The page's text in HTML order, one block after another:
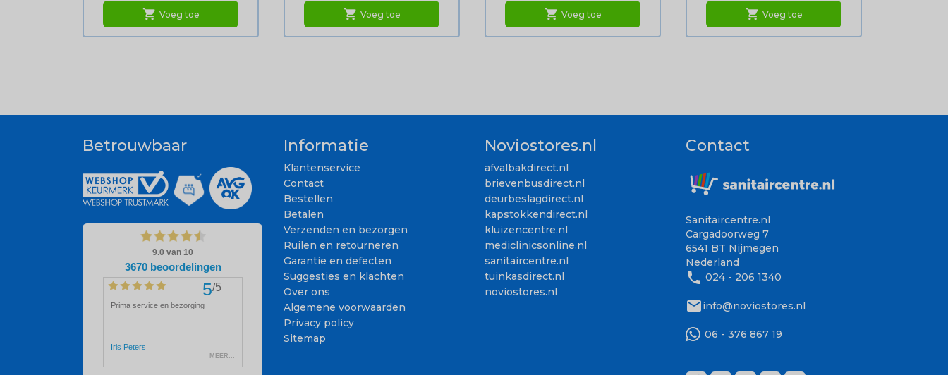
shopping_cart Voeg toe shopping_cart Voeg toe shopping_cart Voeg toe shopping_cart Voeg toe
Betrouwbaar Informatie
Klantenservice
Contact
Bestellen
Betalen
Verzenden en bezorgen
Ruilen en retourneren
Garantie en defecten
Suggesties en klachten
Over ons
Algemene voorwaarden
Privacy policy
Sitemap
Noviostores.nl
afvalbakdirect.nl
brievenbusdirect.nl
deurbeslagdirect.nl
kapstokkendirect.nl
kluizencentre.nl
mediclinicsonline.nl
sanitaircentre.nl
tuinkasdirect.nl
noviostores.nl
Contact
Sanitaircentre.nl
Cargadoorweg 7
6541 BT Nijmegen
Nederland
phone 024 - 206 1340
mailinfo@noviostores.nl
06 - 376 867 19